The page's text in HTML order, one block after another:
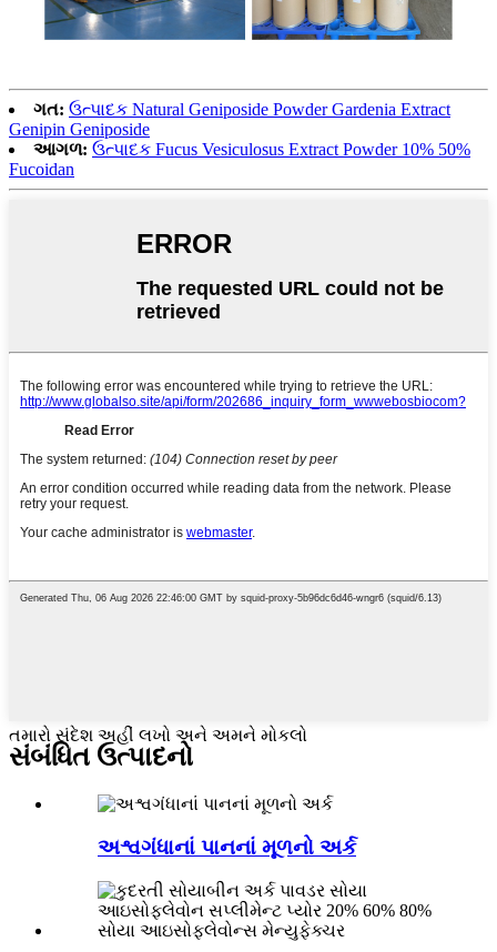
ગત: ઉત્પાદક Natural Geniposide Powder Gardenia Extract
Genipin Geniposide
આગળ: ઉત્પાદક Fucus Vesiculosus Extract Powder 10% 50%
Fucoidan
તમારો સંદેશ અહીં લખો અને અમને મોકલો
સંબંધિત ઉત્પાદનો
અશ્વગંધાનાં પાનનાં મૂળનો અર્ક